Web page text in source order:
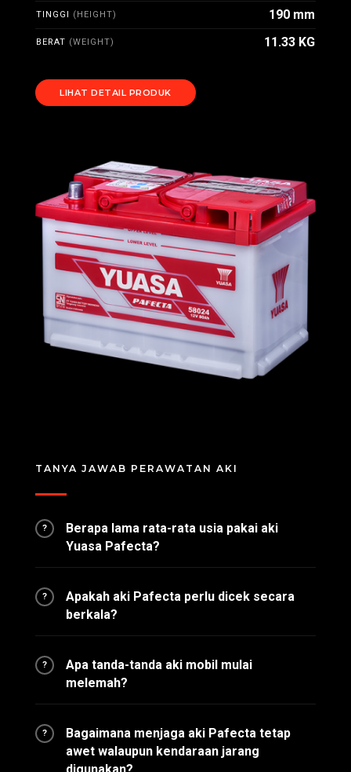
TINGGI (HEIGHT) 190 mm
BERAT (WEIGHT) 11.33 KG
LIHAT DETAIL PRODUK
TANYA JAWAB PERAWATAN AKI
?
Berapa lama rata-rata usia pakai aki
Yuasa Pafecta?
?
Apakah aki Pafecta perlu dicek secara
berkala?
?
Apa tanda-tanda aki mobil mulai
melemah?
?
Bagaimana menjaga aki Pafecta tetap
awet walaupun kendaraan jarang